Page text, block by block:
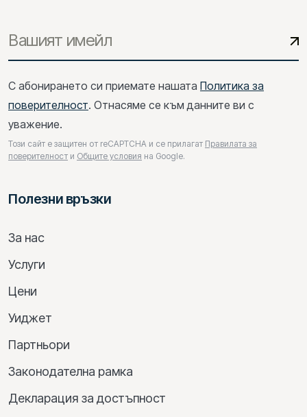
С абонирането си приемате нашата Политика за
поверителност. Отнасяме се към данните ви с
уважение.
Този сайт е защитен от reCAPTCHA и се прилагат Правилата за
поверителност и Общите условия на Google.
Полезни връзки
За нас
Услуги
Цени
Уиджет
Партньори
Законодателна рамка
Декларация за достъпност